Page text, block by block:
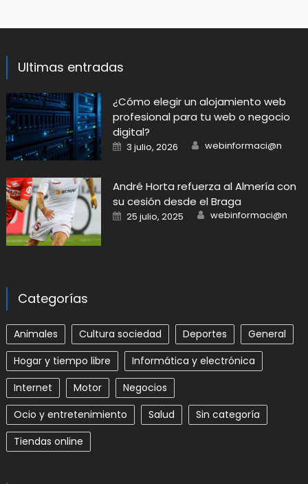
Ultimas entradas
​¿Cómo elegir un alojamiento web
profesional para tu web o negocio
digital?
Posted
on
3 julio, 2026 Author
webinformaci@n
André Horta refuerza al Almería con
su cesión desde el Braga
Posted
on
25 julio, 2025 Author
webinformaci@n
Categorías
Animales Cultura sociedad Deportes
General
Hogar y tiempo libre
Informática y electrónica
Internet
Motor
Negocios
Ocio y entretenimiento
Salud
Sin categoría
Tiendas online